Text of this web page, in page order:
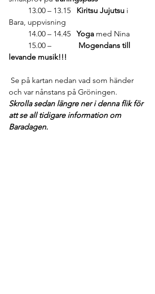
13.00 – 13.15 Kiritsu Jujutsu i
Bara, uppvisning
14.00 – 14.45 Yoga med Nina
15.00 – Mogendans till
levande musik!!!
och var nånstans på Gröningen.
Skrolla sedan längre ner i denna flik för
att se all tidigare information om
Baradagen.